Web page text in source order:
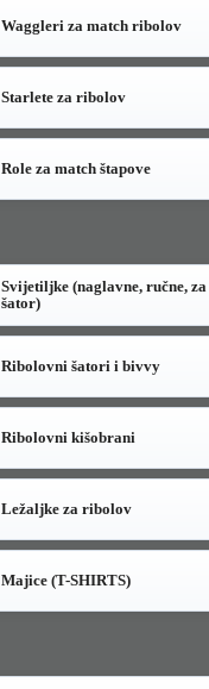
Waggleri za match ribolov
Starlete za ribolov
Role za match štapove
Svijetiljke (naglavne, ručne, za
šator)
Ribolovni šatori i bivvy
Ribolovni kišobrani
Ležaljke za ribolov
Majice (T-SHIRTS)